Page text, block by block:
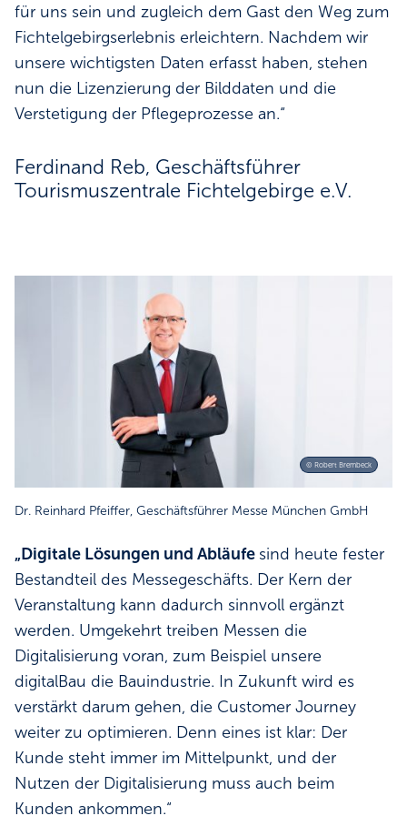
für uns sein und zugleich dem Gast den Weg zum
Fichtelgebirgserlebnis erleichtern. Nachdem wir
unsere wichtigsten Daten erfasst haben, stehen
nun die Lizenzierung der Bilddaten und die
Verstetigung der Pflegeprozesse an.“
Ferdinand Reb, Geschäftsführer
Tourismuszentrale Fichtelgebirge e. V.
© Robert Brembeck
Dr. Reinhard Pfeiffer, Geschäftsführer Messe München GmbH
„Digitale Lösungen und Abläufe sind heute fester
Bestandteil des Messegeschäfts. Der Kern der
Veranstaltung kann dadurch sinnvoll ergänzt
werden. Umgekehrt treiben Messen die
Digitalisierung voran, zum Beispiel unsere
digitalBau die Bauindustrie. ​​In Zukunft wird es
verstärkt darum gehen, die Customer Journey
weiter zu optimieren. Denn eines ist klar: Der
Kunde steht immer im Mittelpunkt, und der
Nutzen der Digitalisierung muss auch beim
Kunden ankommen.“